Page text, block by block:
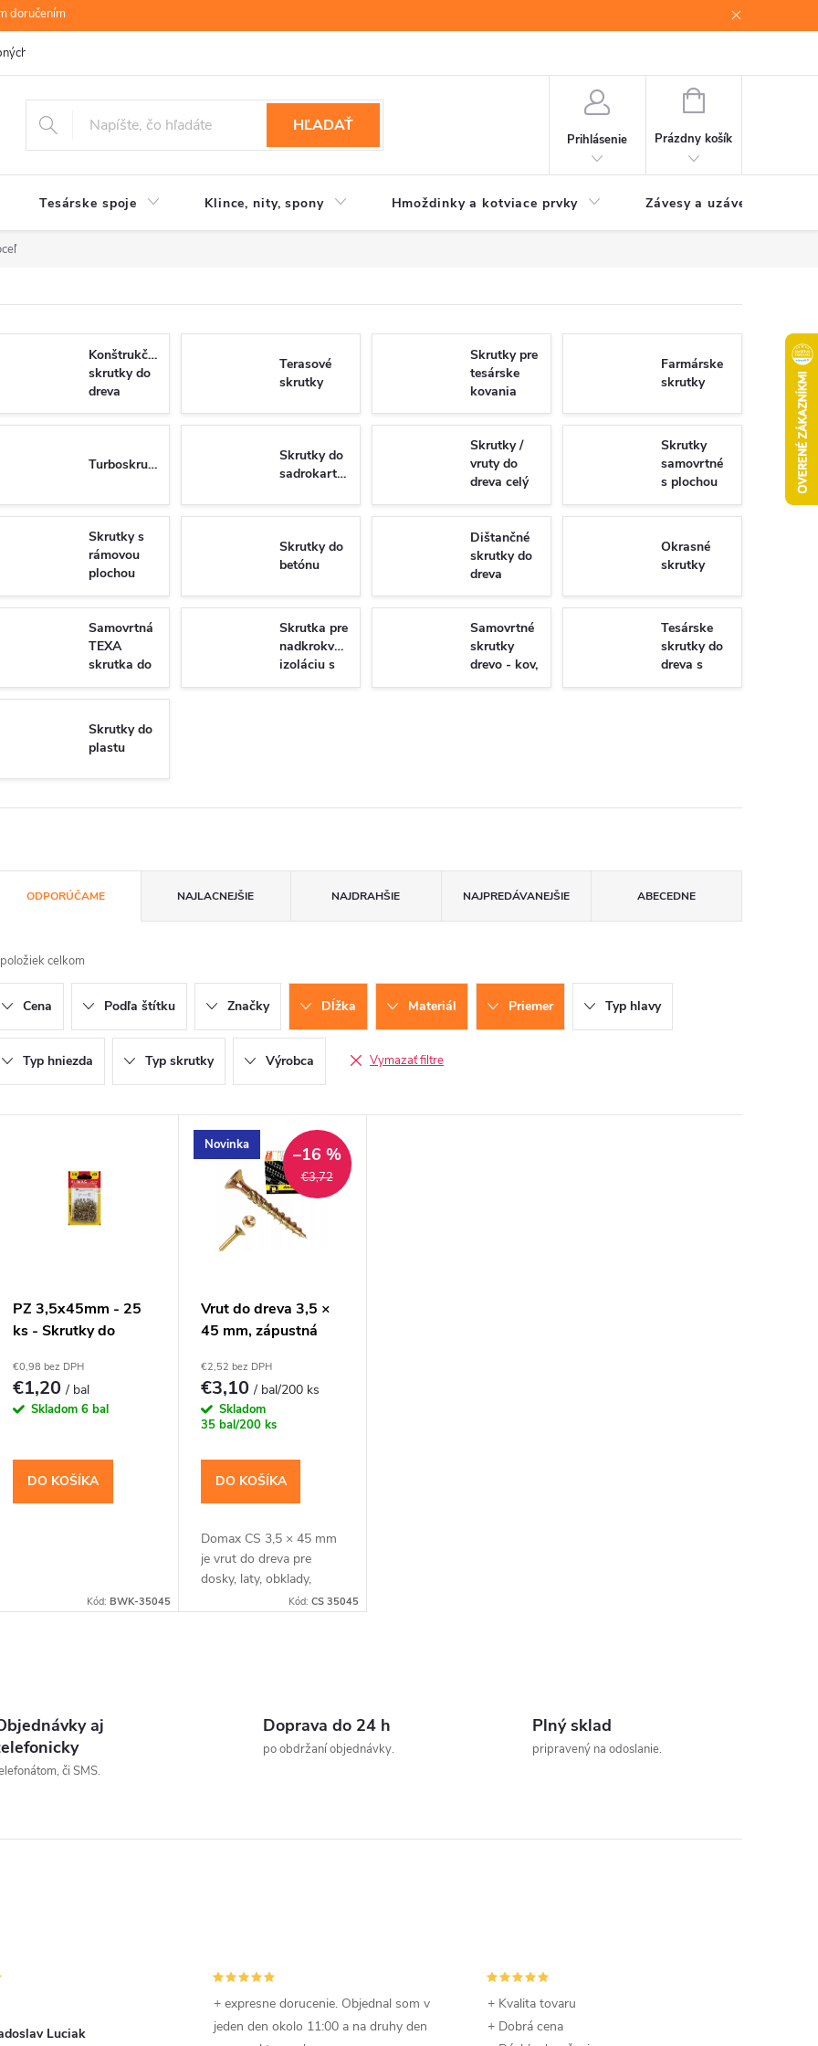
doručením
údajov
HĽADAŤ
Prihlásenie
NÁKUPNÝ
Prázdny košík
Tesárske spoje Klince, nity, spony Hmoždinky a kotviace prvky Závesy a uzávery brán
Konštrukčné
skrutky do
dreva
Terasové
skrutky
Skrutky pre
tesárske
kovania
Farmárske
skrutky
Turboskrutky
Skrutky do
sadrokartónu
Skrutky /
vruty do
dreva celý
závit
Torx/PZ
Skrutky
samovrtné
s plochou
hlavou -
univerzálne
Skrutky s
rámovou
plochou
hlavou do
dreva
Skrutky do
betónu
Dištančné
skrutky do
dreva
Okrasné
skrutky
Samovrtná
TEXA
skrutka do
plechu so
6-hrannou
7504K/N
Skrutka pre
nadkrokvovu
izoláciu s
tanierovou
Samovrtné
skrutky
drevo - kov,
WSDST
Tesárske
skrutky do
dreva s
plným
Skrutky do
plastu
ODPORÚČAME NAJLACNEJŠIE NAJDRAHŠIE NAJPREDÁVANEJŠIE ABECEDNE
celkom
Cena Podľa štítku Značky Dĺžka Materiál Priemer Typ hlavy
Typ hniezda Typ skrutky Výrobca Vymazať filtre
PZ 3,5x45mm - 25
ks - Skrutky do
hlavou (krížové)
€0,98 bez DPH
€1,20/ bal
Skladom 6 bal
DO KOŠÍKA
Kód: BWK-35045
Novinka
€3,72
–16 %
Vrut do dreva 3,5 ×
45 mm, zápustná
CS
€2,52 bez DPH
€3,10/ bal/200 ks
Skladom
35 bal/200 ks
DO KOŠÍKA
Domax CS 3,5 × 45 mm
je vrut do dreva pre
dosky, laty, obklady,
nábytkové diely a menšie
Kód: CS 35045
aj
či SMS.
Doprava do 24 h
po obdržaní objednávky.
Plný sklad
pripravený na odoslanie.
Luciak
+ expresne dorucenie. Objednal som v
jeden den okolo 11:00 a na druhy den
+ Kvalita tovaru
+ Dobrá cena